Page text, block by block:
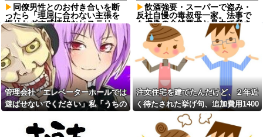
同僚男性とのお付き合いを断
ったら「理屈に合わない主張を
振りかざす感情的なヒステリー
女」と言いふらされて・・・
退職してしばらく経った頃、
元職場の取引先から連絡が来
た。話を聞くと納得できない内
容で…
義両親「空き家になるし住ん
でいいよ」私たち「じゃあお言
葉に甘えて…」→引っ越した途
端、予想外の出来事が待ってい
て…
予定より早めに家に帰宅。リ
ビングに「裸の嫁」と男がい
飲酒強要・スーパーで盗み・
反社自慢の毒叔母一家。法事で
も虚偽の金銭要求と暴力で脅さ
れトラウマに…祖母の死をきっ
かけに恐怖の親戚と「永久絶
縁」を決意←自分の身の安全を
最優先にして大正解
飲酒強要・スーパーで盗み・
反社自慢の毒叔母一家。法事で
も虚偽の金銭要求と暴力で脅さ
れトラウマに…祖母の死をきっ
かけに恐怖の親戚と「永久絶
縁」を決意←自分の身の安全を
最優先にして大正解
コインランドリーで私物の乾
管理会社「エレベーターホールでは
遊ばせないでください」私「うちの
の展開になり…
注文住宅を建てたんだけど、２年近
く待たされた挙げ句、追加費用1400
万請求された。流石におかしいよ
ね？